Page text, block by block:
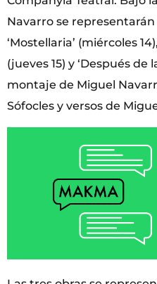
Navarro se
‘Mostellaria’ (miércoles
(jueves 15) y ‘Después de
montaje de Miguel
Sófocles y versos de